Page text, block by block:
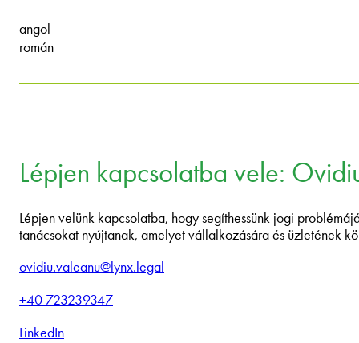
angol
román
Lépjen kapcsolatba vele:
Lépjen velünk kapcsolatba, hogy segíthessünk jogi
tanácsokat nyújtanak, amelyet vállalkozására és üzletének
ovidiu.valeanu@lynx.legal
+40 723239347
LinkedIn